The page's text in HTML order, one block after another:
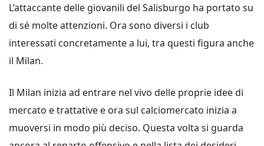
L’attaccante delle giovanili del Salisburgo ha portato su
di sé molte attenzioni. Ora sono diversi i club
interessati concretamente a lui, tra questi figura anche
il Milan.
Il Milan inizia ad entrare nel vivo delle proprie idee di
mercato e trattative e ora sul calciomercato inizia a
muoversi in modo più deciso. Questa volta si guarda